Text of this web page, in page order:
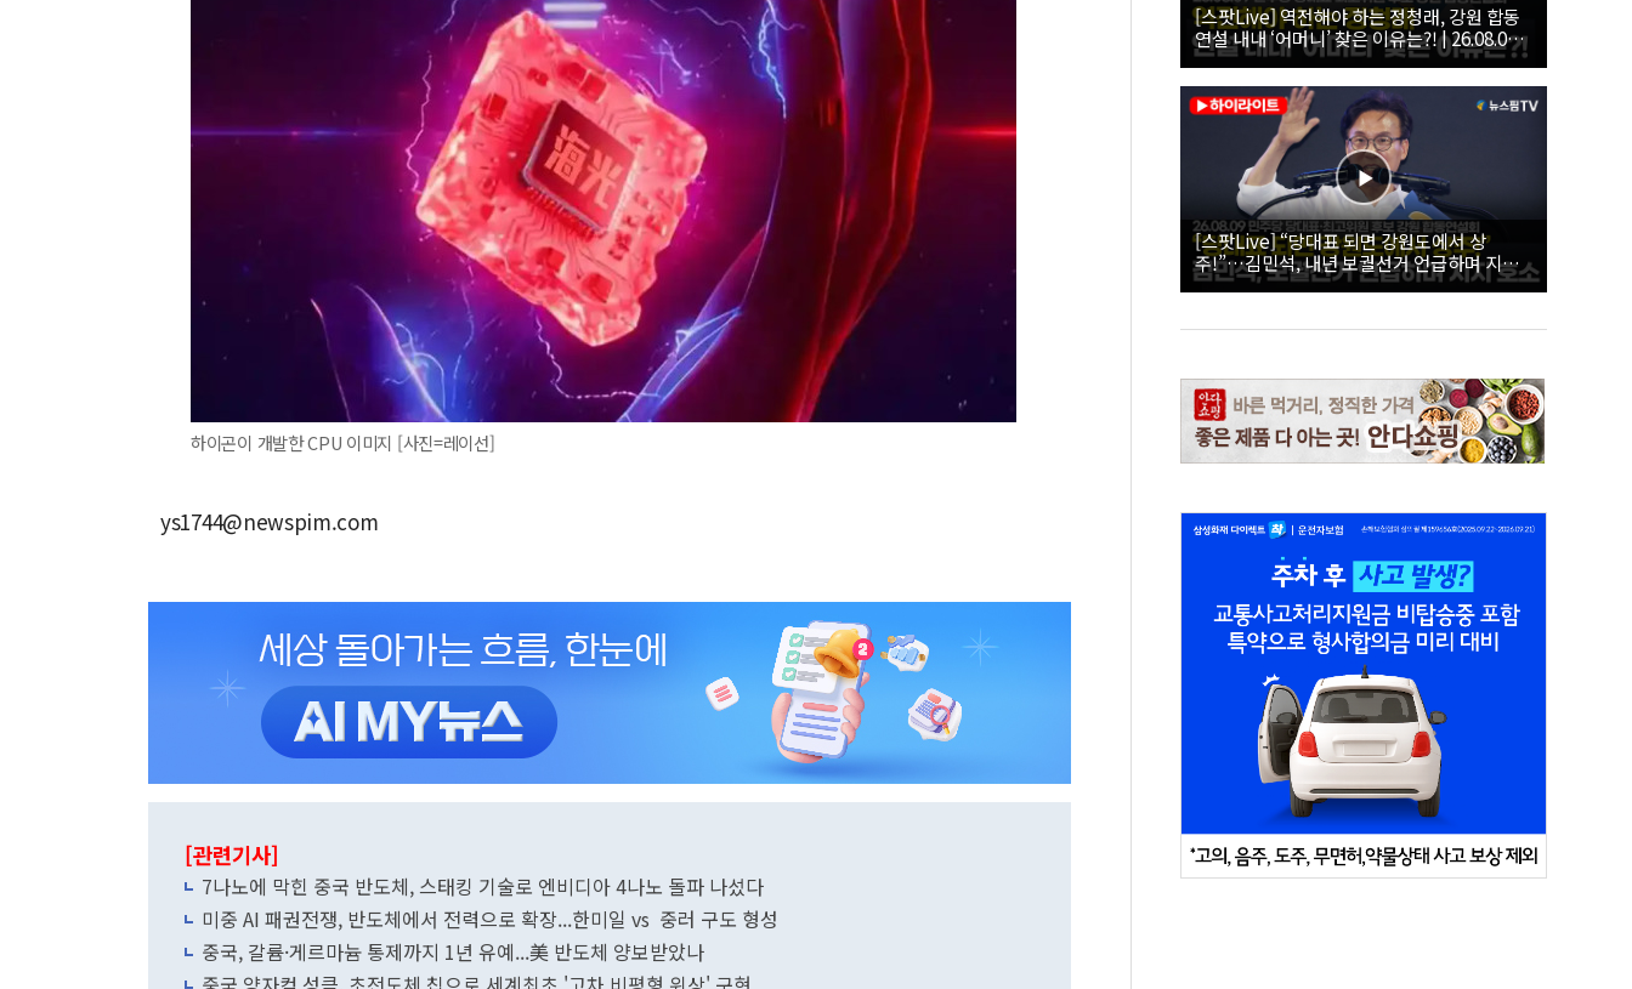
하이곤이 개발한 CPU 이미지 [사진=레이선]
ys1744@newspim.com
[관련기사]
7나노에 막힌 중국 반도체, 스태킹 기술로 엔비디아 4나노 돌파 나섰다
미중 AI 패권전쟁, 반도체에서 전력으로 확장...한미일 vs 중러 구도 형성
중국, 갈륨·게르마늄 통제까지 1년 유예...美 반도체 양보받았나
[스팟Live] 역전해야 하는 정청래, 강원 합동
연설 내내 ‘어머니’ 찾은 이유는?! | 26.08.09
더불어민주당 당대표·최고위원 후보 강원 합
동연설회
[스팟Live] “당대표 되면 강원도에서 상
주!”…김민석, 내년 보궐선거 언급하며 지지
호소 | 26.08.09 더불어민주당 당대표·최고위